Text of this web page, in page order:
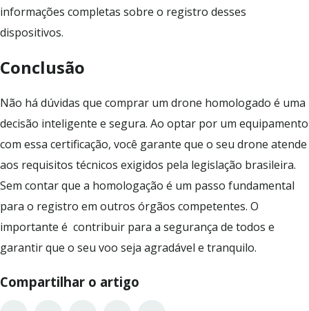
informações completas sobre o registro desses
dispositivos.
Conclusão
Não há dúvidas que comprar um drone homologado é uma
decisão inteligente e segura. Ao optar por um equipamento
com essa certificação, você garante que o seu drone atende
aos requisitos técnicos exigidos pela legislação brasileira.
Sem contar que a homologação é um passo fundamental
para o registro em outros órgãos competentes. O
importante é contribuir para a segurança de todos e
garantir que o seu voo seja agradável e tranquilo.
Compartilhar o artigo